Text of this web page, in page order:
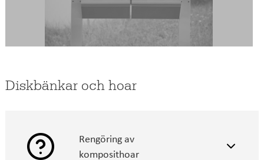
Diskbänkar och hoar
Rengöring av
komposithoar